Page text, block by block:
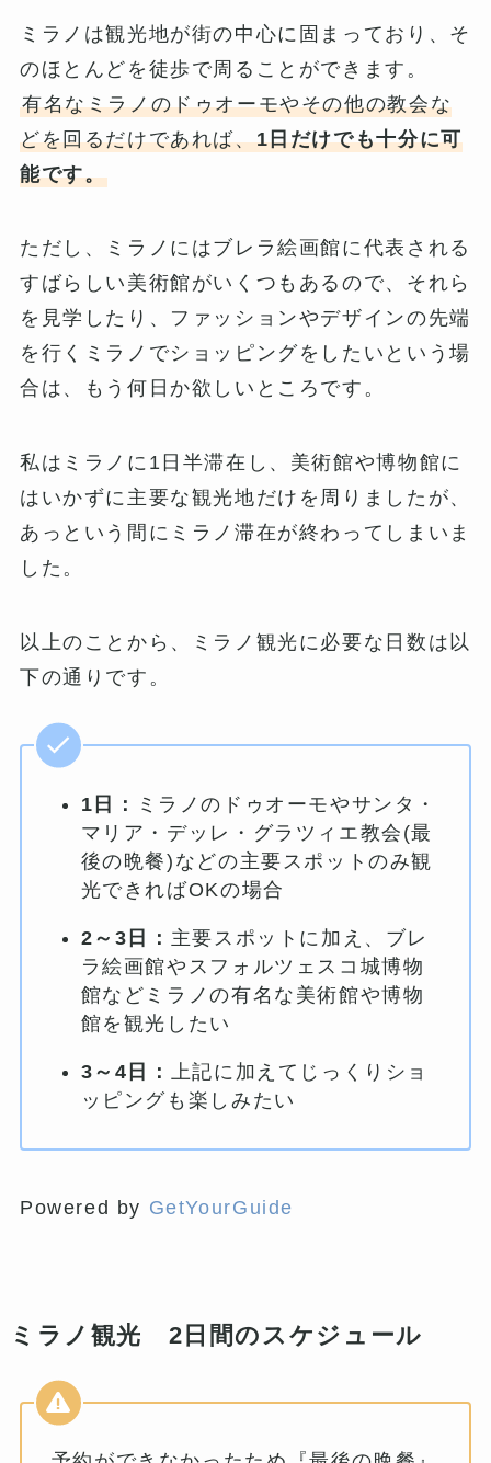
ミラノは観光地が街の中心に固まっており、そ
のほとんどを徒歩で周ることができます。
有名なミラノのドゥオーモやその他の教会な
どを回るだけであれば、1日だけでも十分に可
能です。
ただし、ミラノにはブレラ絵画館に代表される
すばらしい美術館がいくつもあるので、それら
を見学したり、ファッションやデザインの先端
を行くミラノでショッピングをしたいという場
合は、もう何日か欲しいところです。
私はミラノに1日半滞在し、美術館や博物館に
はいかずに主要な観光地だけを周りましたが、
あっという間にミラノ滞在が終わってしまいま
した。
以上のことから、ミラノ観光に必要な日数は以
下の通りです。
1日：
ミラノのドゥオーモやサンタ・
マリア・デッレ・グラツィエ教会(最
後の晩餐)などの主要スポットのみ観
光できればOKの場合
2～3日： 主要スポットに加え、ブレ
ラ絵画館やスフォルツェスコ城博物
館などミラノの有名な美術館や博物
館を観光したい
3～4日： 上記に加えてじっくりショ
ッピングも楽しみたい
Powered by GetYourGuide
ミラノ観光 2日間のスケジュール